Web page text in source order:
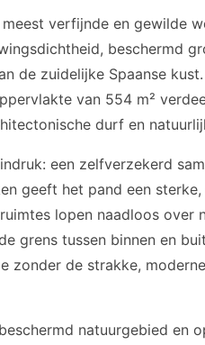
meest verfijnde en gewilde
beschermd
de zuidelijke Spaanse
van 554 m²
durf en
een zelfverzekerd
geeft het pand een
lopen naadloos over
grens tussen binnen en
zonder de strakke,
natuurgebied en